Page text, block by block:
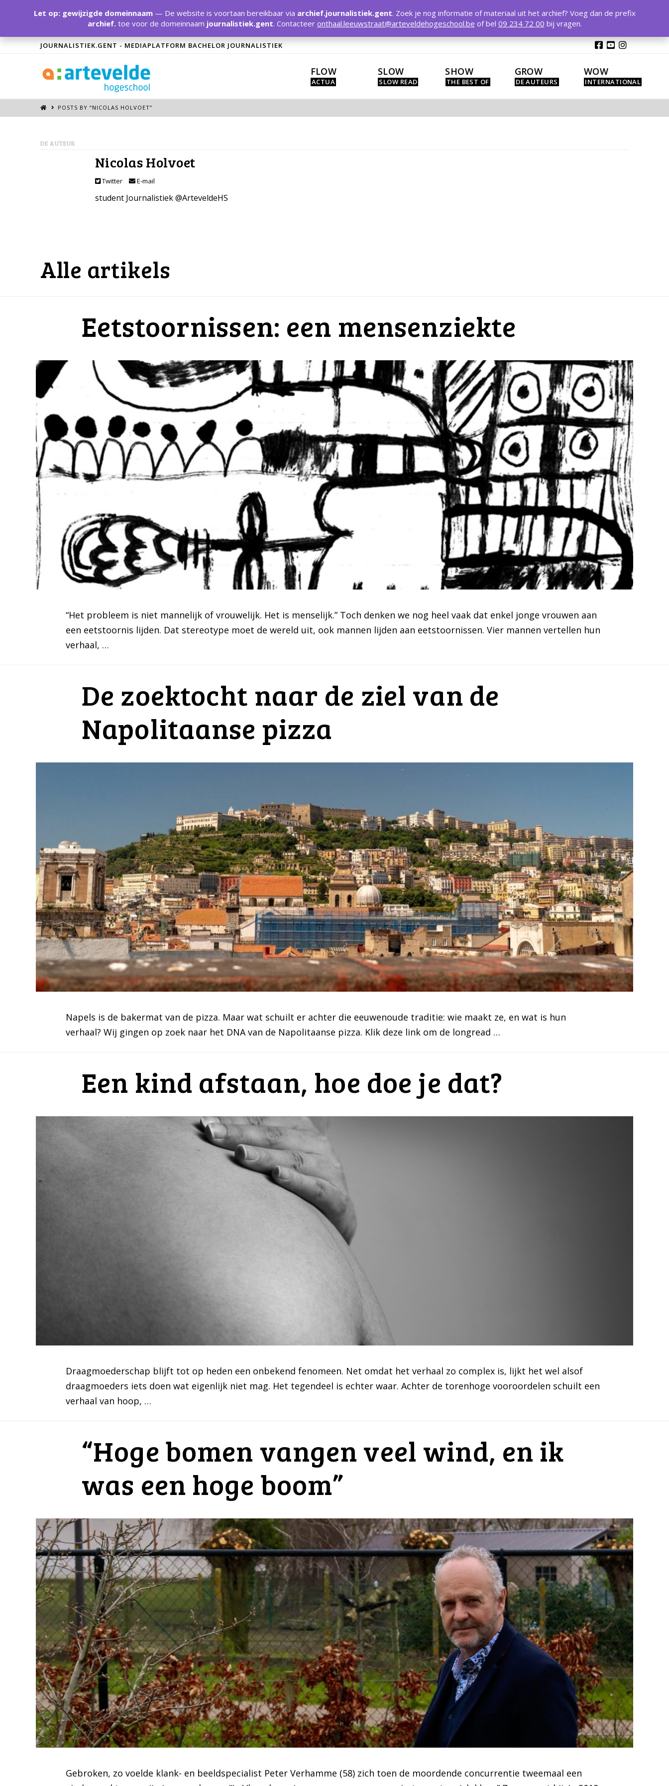
JOURNALISTIEK.GENT - MEDIAPLATFORM BACHELOR JOURNALISTIEK
FLOW SLOW SHOW GROW WOW
POSTS BY “NICOLAS HOLVOET”
DE AUTEUR
Nicolas Holvoet
Twitter E-mail
student Journalistiek @ArteveldeHS
Alle artikels
Eetstoornissen: een mensenziekte
“Het probleem is niet mannelijk of vrouwelijk. Het is menselijk.” Toch denken we nog heel vaak dat enkel jonge vrouwen aan
een eetstoornis lijden. Dat stereotype moet de wereld uit, ook mannen lijden aan eetstoornissen. Vier mannen vertellen hun
verhaal, …
De zoektocht naar de ziel van de
Napolitaanse pizza
Napels is de bakermat van de pizza. Maar wat schuilt er achter die eeuwenoude traditie: wie maakt ze, en wat is hun
verhaal? Wij gingen op zoek naar het DNA van de Napolitaanse pizza. Klik deze link om de longread …
Een kind afstaan, hoe doe je dat?
Draagmoederschap blijft tot op heden een onbekend fenomeen. Net omdat het verhaal zo complex is, lijkt het wel alsof
draagmoeders iets doen wat eigenlijk niet mag. Het tegendeel is echter waar. Achter de torenhoge vooroordelen schuilt een
verhaal van hoop, …
“Hoge bomen vangen veel wind, en ik
was een hoge boom”
Gebroken, zo voelde klank- en beeldspecialist Peter Verhamme (58) zich toen de moordende concurrentie tweemaal een
Let op: gewijzigde domeinnaam— De website is voortaan bereikbaar via archief.journalistiek.gent. Zoek je nog informatie of materiaal uit het archief? Voeg dan de prefix
archief.toe voor de domeinnaam journalistiek.gent. Contacteer onthaal.leeuwstraat@arteveldehogeschool.be of bel 09 234 72 00 bij vragen.